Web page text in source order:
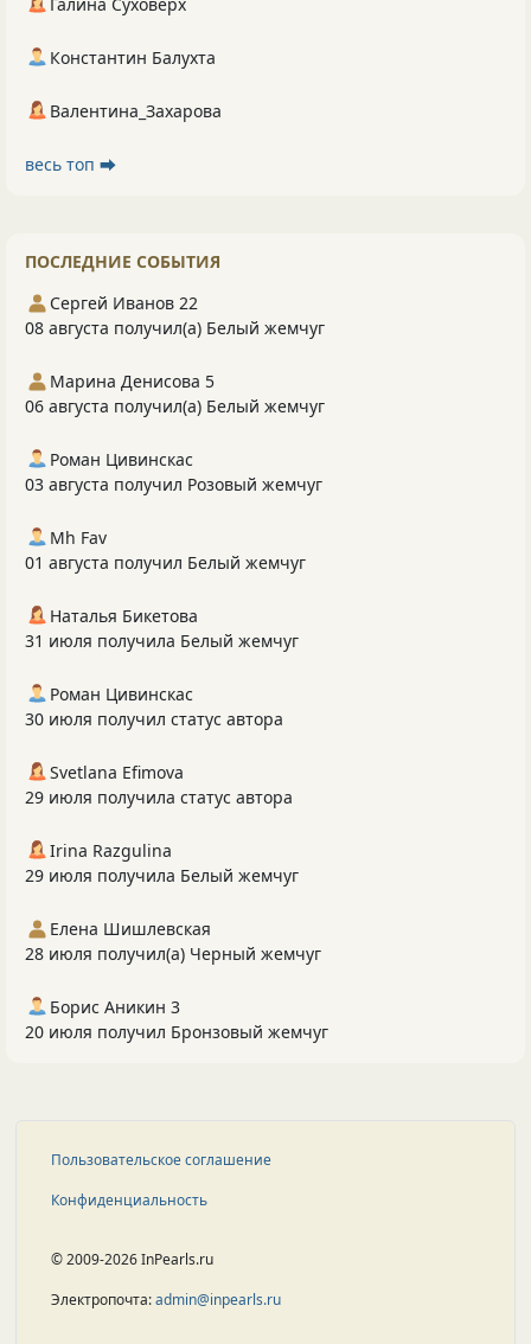
Константин Балухта
Валентина_Захарова
весь топ ⮕
ПОСЛЕДНИЕ СОБЫТИЯ
Сергей Иванов 22
08 августа получил(а) Белый жемчуг
Марина Денисова 5
06 августа получил(а) Белый жемчуг
Роман Цивинскас
03 августа получил Розовый жемчуг
Mh Fav
01 августа получил Белый жемчуг
Наталья Бикетова
31 июля получила Белый жемчуг
Роман Цивинскас
30 июля получил статус автора
Svetlana Efimova
29 июля получила статус автора
Irina Razgulina
29 июля получила Белый жемчуг
Елена Шишлевская
28 июля получил(а) Черный жемчуг
Борис Аникин 3
20 июля получил Бронзовый жемчуг
Пользовательское соглашение
Конфиденциальность
© 2009-2026 InPearls.ru
Электропочта:admin@inpearls.ru